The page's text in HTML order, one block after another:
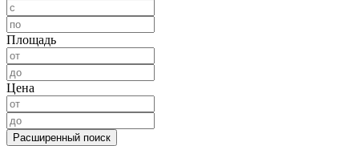
Площадь
Цена
Расширенный поиск